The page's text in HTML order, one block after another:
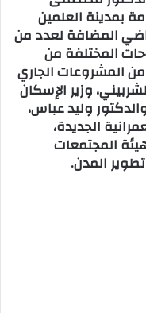
بمدينة العلمين
المضافة لعدد من
المختلفة من
المشروعات الجاري
وزير الإسكان
وليد عباس،
الجديدة،
المجتمعات
المدن.